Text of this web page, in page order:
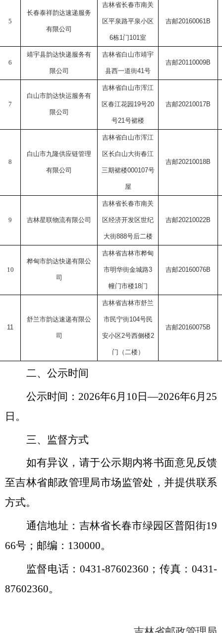
5
长春泰祥韵达速递服务
有限公司
吉林省长春市南关
区平泉路平泉小区
6栋1 门101室
吉邮20160061B
6
靖宇县韵达快递服务有
限公司
吉林省白山市靖宇
县西一道街41号
吉邮20110009B
7
白山市韵达快运服务有
限公司
吉林省白山市浑江
区春江花园 19号20
号21号裙楼
吉邮20210017B
8
白山市九隆供应链管理
有限公司
吉林省白山市浑江
区长白山大街春江
三期裙楼000107号
屋
吉邮20210018B
9 吉林星联物流有限公司
吉林省长春市南关
区经济开发区世纪
大街888号后二楼
吉邮20210022B
10
桦甸市韵达快递有限公
司
吉林省吉林市桦甸
市明华街金城路3
幢门市楼18门
吉邮20160076B
1 1
舒兰市韵达速递有限公
司
吉林省吉林市舒兰
市民宁街104号民
安小区2号西侧楼2
门（二楼）
吉邮20160075B
二、公示时间
公示时间： 2026年6月 10 日—2026年6月 25
日。
三、监督方式
如有异议，请于公示期内将书面意见反馈
至吉林省邮政管理局市场监管处，并提供联系
方式。
通信地址：吉林省长春市绿园区普阳街19
66号；邮编：130000。
监督电话：0431-87602360；传真：0431-
87602360。